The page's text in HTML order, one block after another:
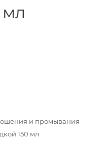
мл
и промывания
150 мл